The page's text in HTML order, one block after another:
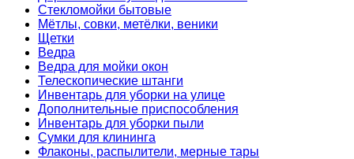
Стекломойки бытовые
Мётлы, совки, метёлки, веники
Щетки
Ведра
Ведра для мойки окон
Телескопические штанги
Инвентарь для уборки на улице
Дополнительные приспособления
Инвентарь для уборки пыли
Сумки для клининга
Флаконы, распылители, мерные тары